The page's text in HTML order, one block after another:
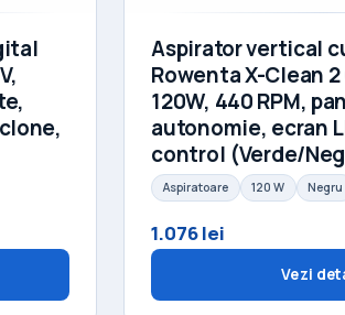
Aspirator vertical
Rowenta X-Clean 2
120W, 440 RPM,
autonomie, ecran
control (Verde/
Aspiratoare 120 W Negru
1.076 lei
Vezi